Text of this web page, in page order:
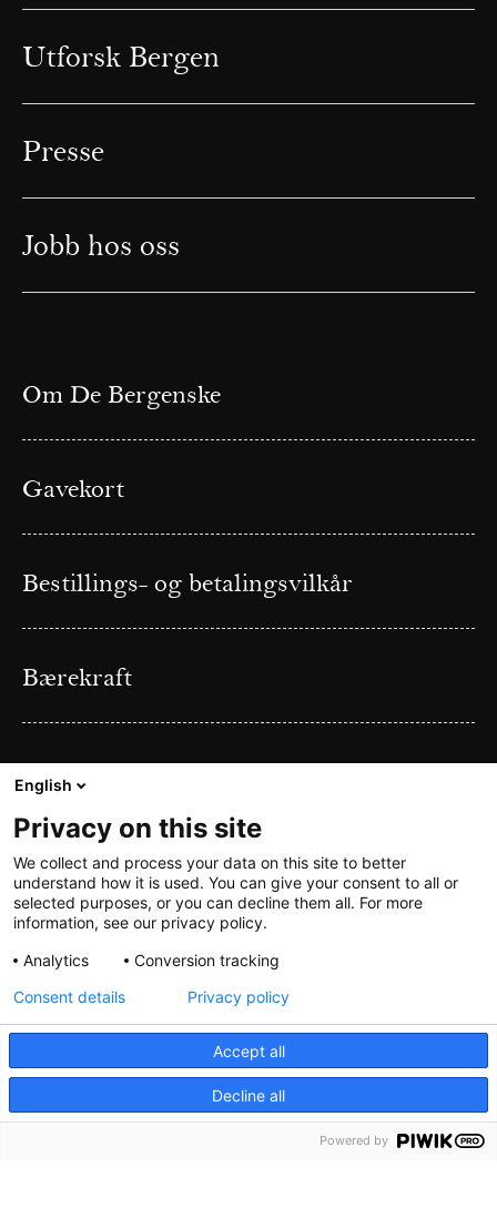
Utforsk Bergen
Presse
Jobb hos oss
Om De Bergenske
Gavekort
Bestillings- og betalingsvilkår
Bærekraft
Personvern
Kontakt oss
Telefon:+47 55 21 25 50
E-post:booking@debergenske.no
Zander Kaaes gate 6
5015 BERGEN
Vis adresse i kart
Våre hoteller
English
Privacy on this site
We collect and process your data on this site to better
understand how it is used. You can give your consent to all or
selected purposes, or you can decline them all. For more
information, see our privacy policy.
Analytics
Conversion tracking
Accept all
Decline all
Consent details Privacy policy
Powered by